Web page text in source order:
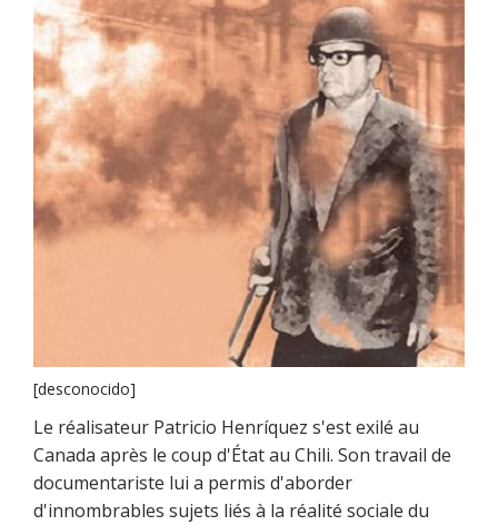
[desconocido]
Le réalisateur Patricio Henríquez s'est exilé au
Canada après le coup d'État au Chili. Son travail de
documentariste lui a permis d'aborder
d'innombrables sujets liés à la réalité sociale du